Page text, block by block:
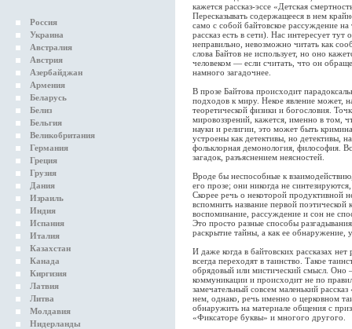
Россия
Украина
Австралия
Австрия
Азербайджан
Армения
Беларусь
Белиз
Бельгия
Великобритания
Германия
Греция
Грузия
Дания
Израиль
Индия
Испания
Италия
Казахстан
Канада
Киргизия
Латвия
Литва
Молдавия
Нидерланды
кажется рассказ-эссе «Детская
Пересказывать содержащееся в нем
само с собой байтовское рассуждение
рассказ есть в сети). Нас интересует
неправильно, невозможно читать как
слова Байтов не использует, но оно
человеком — если считать, что он
намного загадочнее.
В прозе Байтова происходит
подходов к миру. Некое явление может,
теоретической физики и богословия.
мировоззрений, кажется, именно в том,
науки и религии, это может быть
устроены как детективы, но детективы,
фольклорная демонология, философия.
загадок, разъяснением неясностей.
Вроде бы неспособные к
его прозе; они никогда не
Скорее речь о некоторой продуктивной
вспомнить название первой поэтической
воспоминание, рассуждение и сон не
Это просто разные способы
раскрытие тайны, а как ее обнаружение,
И даже когда в байтовских рассказах
всегда переходят в таинство. Такое
обрядовый или мистический смысл. Оно
коммуникации и происходит не по
замечательный совсем маленький
нем, однако, речь именно о церковном
обнаружить на материале общения с
«Фиксаторе буквы» и многого другого.